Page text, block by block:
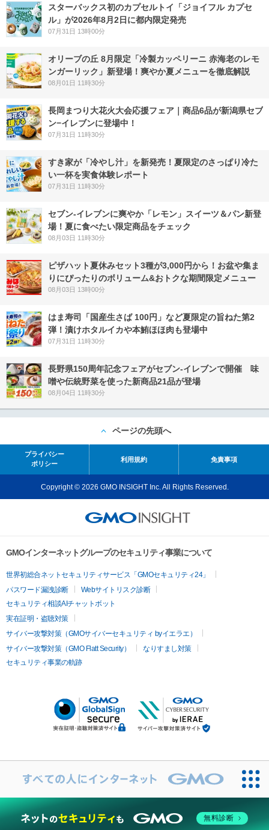
スターバックス初のカプセルトイ「ジョイフル カプセ
ル」が2026年8月2日に都内限定発売
07月31日 13時00分
オリーブの丘 8月限定「冷製カッペリーニ 赤海老のレモ
ンガーリック」新登場！爽やか夏メニューを徹底解説
08月01日 11時30分
長岡まつり大花火大会応援フェア｜商品6品が新潟県セブ
ン−イレブンに登場中！
07月31日 11時30分
すき家が「冷やし汁」を新発売！夏限定のさっぱり冷た
い一杯を実食体験レポート
07月31日 11時30分
セブン‐イレブンに爽やか「レモン」スイーツ＆パン新登
場！夏に食べたい限定商品をチェック
08月03日 11時30分
ピザハット夏休みセット3種が3,000円から！お盆や集ま
りにぴったりのボリューム&おトクな期間限定メニュー
08月03日 13時00分
はま寿司「国産生さば 100円」など夏限定の旨ねた第2
弾！漬けホタルイカや本鮪ほほ肉も登場中
07月31日 11時30分
長野県150周年記念フェアがセブン-イレブンで開催 味
噌や伝統野菜を使った新商品21品が登場
08月04日 11時30分
ページの先頭へ
プライバシー
ポリシー
利用規約 免責事項
Copyright © 2026 GMO INSIGHT Inc. All Rights Reserved.
GMOインターネットグループのセキュリティ事業について
世界初総合ネットセキュリティサービス「GMOセキュリティ24」
パスワード漏洩診断
Webサイトリスク診断
セキュリティ相談AIチャットボット
実在証明・盗聴対策
サイバー攻撃対策（GMOサイバーセキュリティ byイエラエ）
サイバー攻撃対策（GMO Flatt Security）
なりすまし対策
セキュリティ事業の軌跡
無料診断